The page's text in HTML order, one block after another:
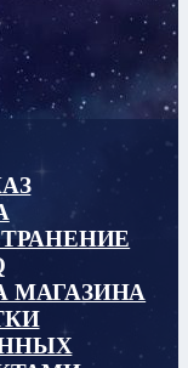
МАГАЗИНА